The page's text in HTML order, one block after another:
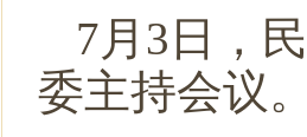
7月3日，
委主持会议。